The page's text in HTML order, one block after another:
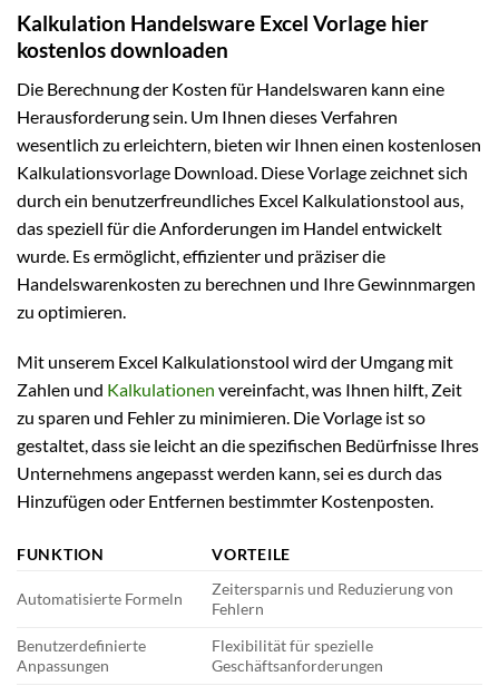
Kalkulation Handelsware Excel Vorlage hier
kostenlos downloaden
Die Berechnung der Kosten für Handelswaren kann eine
Herausforderung sein. Um Ihnen dieses Verfahren
wesentlich zu erleichtern, bieten wir Ihnen einen kostenlosen
Kalkulationsvorlage Download. Diese Vorlage zeichnet sich
durch ein benutzerfreundliches Excel Kalkulationstool aus,
das speziell für die Anforderungen im Handel entwickelt
wurde. Es ermöglicht, effizienter und präziser die
Handelswarenkosten zu berechnen und Ihre Gewinnmargen
zu optimieren.
Mit unserem Excel Kalkulationstool wird der Umgang mit
Zahlen und Kalkulationen vereinfacht, was Ihnen hilft, Zeit
zu sparen und Fehler zu minimieren. Die Vorlage ist so
gestaltet, dass sie leicht an die spezifischen Bedürfnisse Ihres
Unternehmens angepasst werden kann, sei es durch das
Hinzufügen oder Entfernen bestimmter Kostenposten.
FUNKTION VORTEILE
Automatisierte Formeln
Zeitersparnis und Reduzierung von
Fehlern
Benutzerdefinierte
Anpassungen
Flexibilität für spezielle
Geschäftsanforderungen